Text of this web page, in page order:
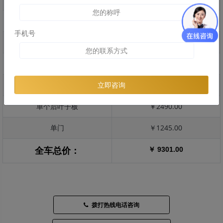
￥1610.00
单个后叶子板 ￥2490.00
单门 ￥1245.00
全车总价： ￥ 9301.00
拨打热线电话咨询
手机号
立即咨询